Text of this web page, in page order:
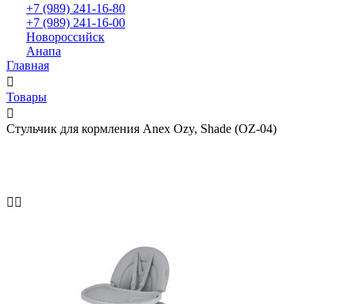
+7 (989) 241-16-80
+7 (989) 241-16-00
Новороссийск
Анапа
Главная
Товары
Стульчик для кормления Anex Ozy, Shade (OZ-04)